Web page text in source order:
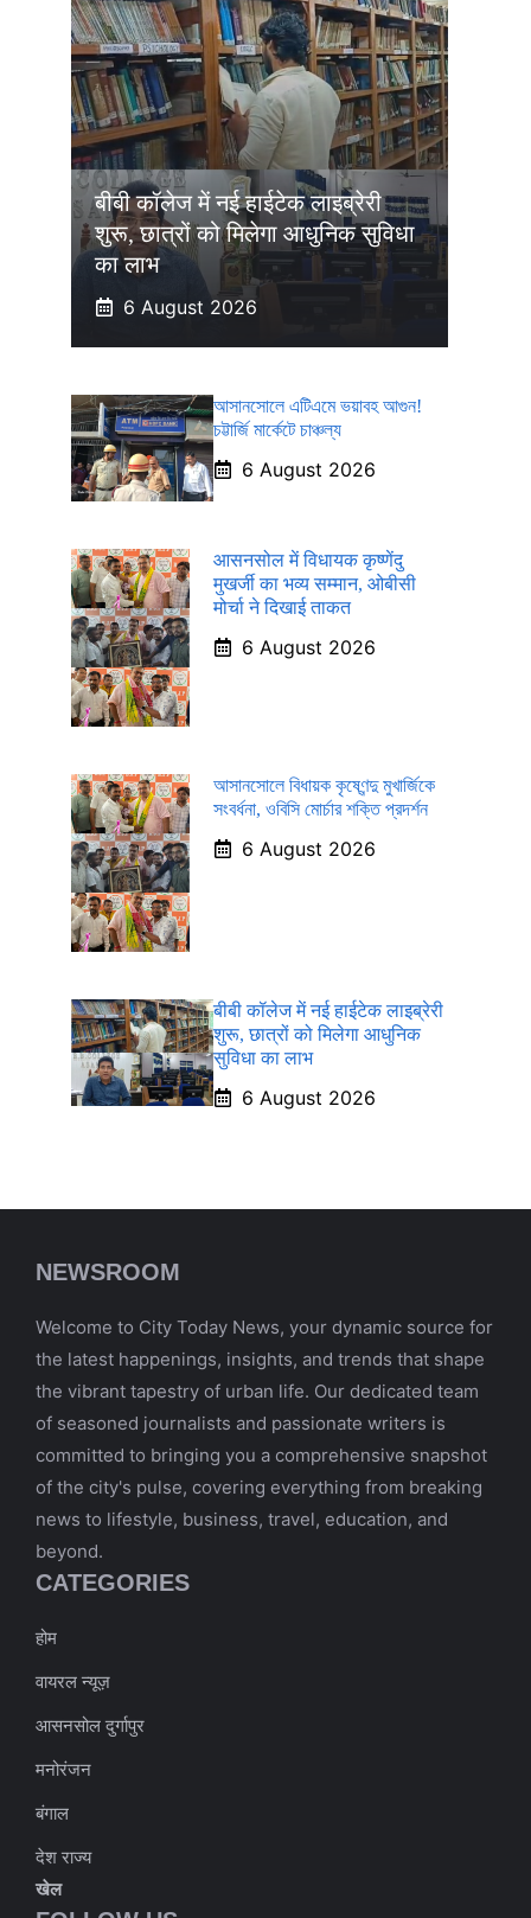
बीबी कॉलेज में नई हाईटेक लाइब्रेरी
शुरू, छात्रों को मिलेगा आधुनिक सुविधा
का लाभ
6 August 2026
আসানসোলে এটিএমে ভয়াবহ আগুন!
চট্টার্জি মার্কেটে চাঞ্চল্য
6 August 2026
आसनसोल में विधायक कृष्णेंदु
मुखर्जी का भव्य सम्मान, ओबीसी
मोर्चा ने दिखाई ताकत
6 August 2026
আসানসোলে বিধায়ক কৃষ্ণেন্দু মুখার্জিকে
সংবর্ধনা, ওবিসি মোর্চার শক্তি প্রদর্শন
6 August 2026
बीबी कॉलेज में नई हाईटेक लाइब्रेरी
शुरू, छात्रों को मिलेगा आधुनिक
सुविधा का लाभ
6 August 2026
NEWSROOM
Welcome to City Today News, your dynamic source for
the latest happenings, insights, and trends that shape
the vibrant tapestry of urban life. Our dedicated team
of seasoned journalists and passionate writers is
committed to bringing you a comprehensive snapshot
of the city's pulse, covering everything from breaking
news to lifestyle, business, travel, education, and
beyond.
CATEGORIES
होम
वायरल न्यूज़
आसनसोल दुर्गापुर
मनोरंजन
बंगाल
देश राज्य
खेल